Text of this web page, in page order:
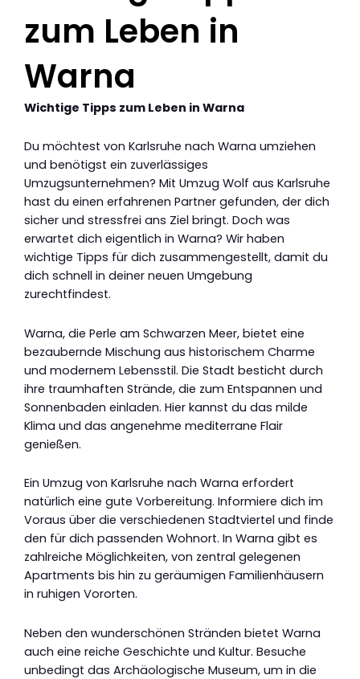
zum Leben in
Warna
Wichtige Tipps zum Leben in Warna
Du möchtest von Karlsruhe nach Warna umziehen
und benötigst ein zuverlässiges
Umzugsunternehmen? Mit Umzug Wolf aus Karlsruhe
hast du einen erfahrenen Partner gefunden, der dich
sicher und stressfrei ans Ziel bringt. Doch was
erwartet dich eigentlich in Warna? Wir haben
wichtige Tipps für dich zusammengestellt, damit du
dich schnell in deiner neuen Umgebung
zurechtfindest.
Warna, die Perle am Schwarzen Meer, bietet eine
bezaubernde Mischung aus historischem Charme
und modernem Lebensstil. Die Stadt besticht durch
ihre traumhaften Strände, die zum Entspannen und
Sonnenbaden einladen. Hier kannst du das milde
Klima und das angenehme mediterrane Flair
genießen.
Ein Umzug von Karlsruhe nach Warna erfordert
natürlich eine gute Vorbereitung. Informiere dich im
Voraus über die verschiedenen Stadtviertel und finde
den für dich passenden Wohnort. In Warna gibt es
zahlreiche Möglichkeiten, von zentral gelegenen
Apartments bis hin zu geräumigen Familienhäusern
in ruhigen Vororten.
Neben den wunderschönen Stränden bietet Warna
auch eine reiche Geschichte und Kultur. Besuche
unbedingt das Archäologische Museum, um in die